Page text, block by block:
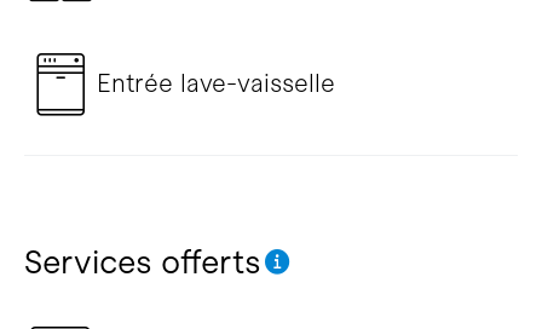
Entrée lave-vaisselle
Services offerts